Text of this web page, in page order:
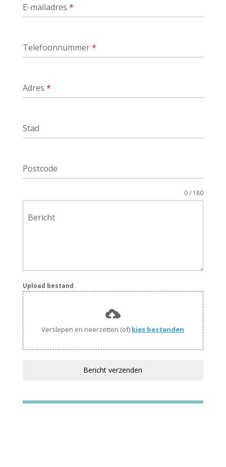
E-mailadres *
Telefoonnummer*
Adres *
Stad
Postcode
Bericht
0 / 180
Upload bestand
Verslepen en neerzetten (of) kies bestanden
Bericht verzenden